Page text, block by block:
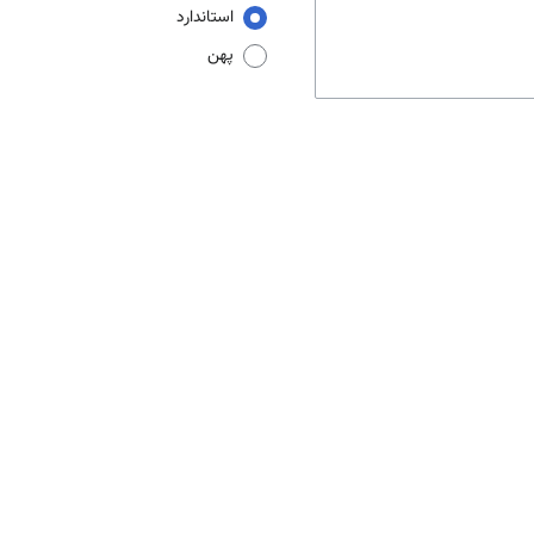
استاندارد
پهن